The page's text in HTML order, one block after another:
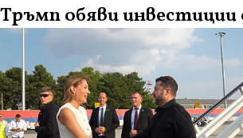
Тръмп обяви